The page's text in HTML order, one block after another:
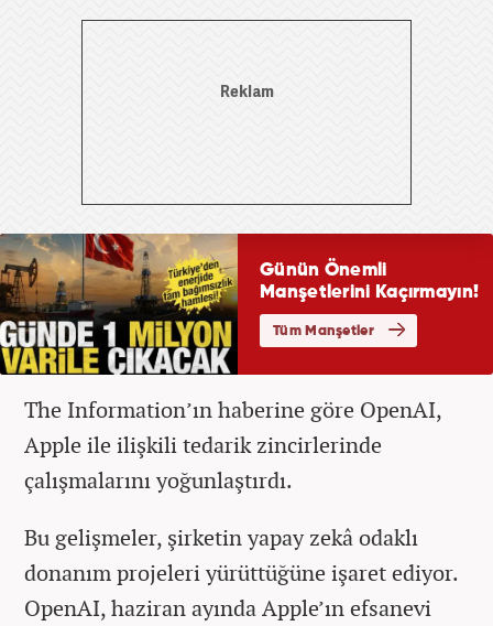
The Information’ın haberine göre OpenAI,
Apple ile ilişkili tedarik zincirlerinde
çalışmalarını yoğunlaştırdı.
Bu gelişmeler, şirketin yapay zekâ odaklı
donanım projeleri yürüttüğüne işaret ediyor.
OpenAI, haziran ayında Apple’ın efsanevi